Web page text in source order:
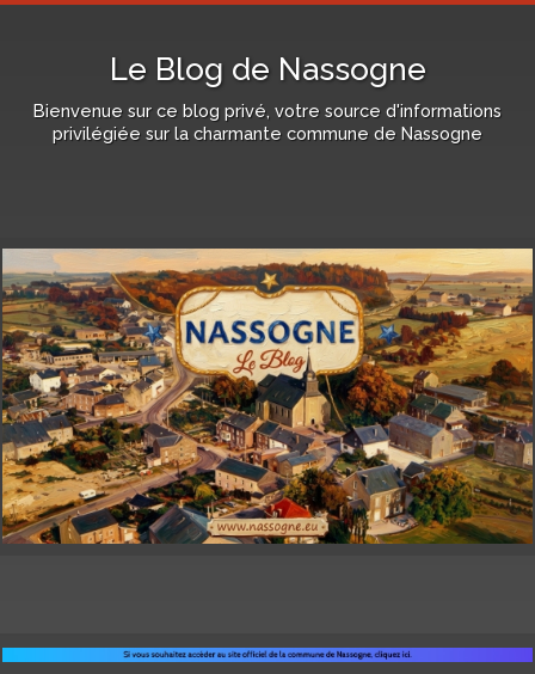
Le Blog de Nassogne
Bienvenue sur ce blog privé, votre source d'informations
privilégiée sur la charmante commune de Nassogne